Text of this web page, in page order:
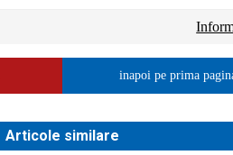
inapoi pe prima
Articole similare